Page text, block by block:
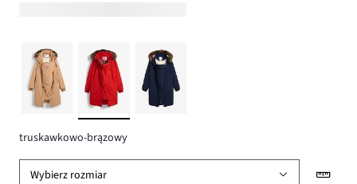
truskawkowo-brązowy
Wybierz rozmiar